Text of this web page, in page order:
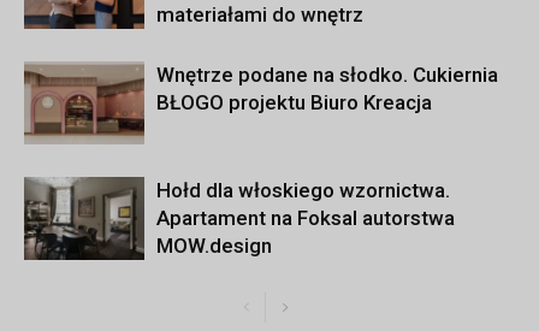
materiałami do wnętrz
Wnętrze podane na słodko. Cukiernia
BŁOGO projektu Biuro Kreacja
Hołd dla włoskiego wzornictwa.
Apartament na Foksal autorstwa
MOW.design